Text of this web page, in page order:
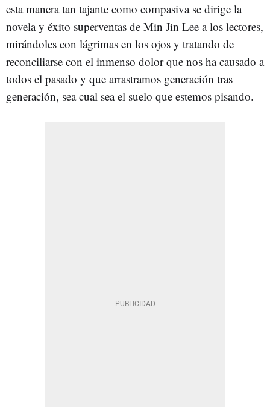
esta manera tan tajante como compasiva se dirige la
novela y éxito superventas de Min Jin Lee a los lectores,
mirándoles con lágrimas en los ojos y tratando de
reconciliarse con el inmenso dolor que nos ha causado a
todos el pasado y que arrastramos generación tras
generación, sea cual sea el suelo que estemos pisando.